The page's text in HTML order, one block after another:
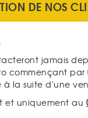
€
€
DE NOS
jamais
commençant par
la suite d'une
et uniquement au